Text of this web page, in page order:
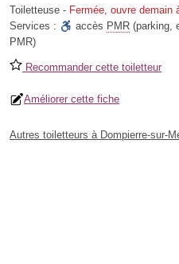
Toiletteuse - Fermée, ouvre demain
Services :
accès PMR (parking,
PMR)
Recommander cette toiletteur
Améliorer cette fiche
Autres toiletteurs à Dompierre-sur-